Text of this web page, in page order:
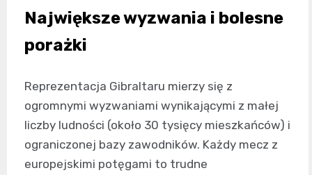
Największe wyzwania i bolesne
porażki
Reprezentacja Gibraltaru mierzy się z
ogromnymi wyzwaniami wynikającymi z małej
liczby ludności (około 30 tysięcy mieszkańców) i
ograniczonej bazy zawodników. Każdy mecz z
europejskimi potęgami to trudne